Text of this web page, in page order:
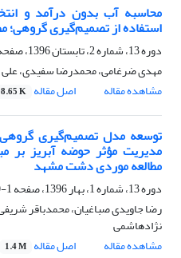
محاسبه آب بدون درآمد و
استفاده از تصمیم‌‌‌گیری گروهی؛
دوره 13، شماره 2، تابستان 1396، صفحه
مهدی ضرغامی، محمدرضا سفیدی، علی
مشاهده مقاله
اصل مقاله K
توسعه مدل تصمیم‌گیری
مطالعه موردی دشت مشهد
دوره 13، شماره 1، بهار 1396، صفحه
1-20
رضا جاویدی صباغیان، محمدباقر
نژادهاشمی
مشاهده مقاله
اصل مقاله 1.4 M